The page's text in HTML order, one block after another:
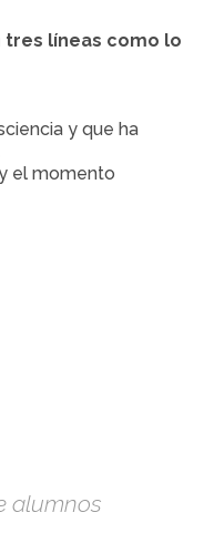
líneas como lo
y que ha
el momento
alumnos